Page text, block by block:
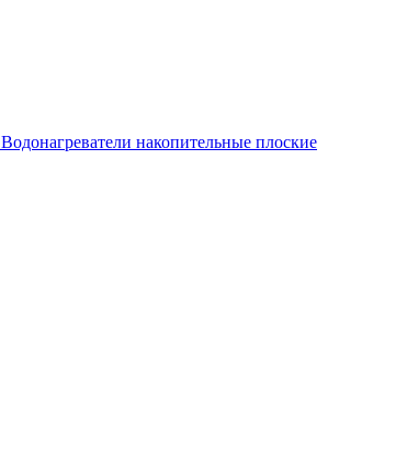
Водонагреватели накопительные плоские